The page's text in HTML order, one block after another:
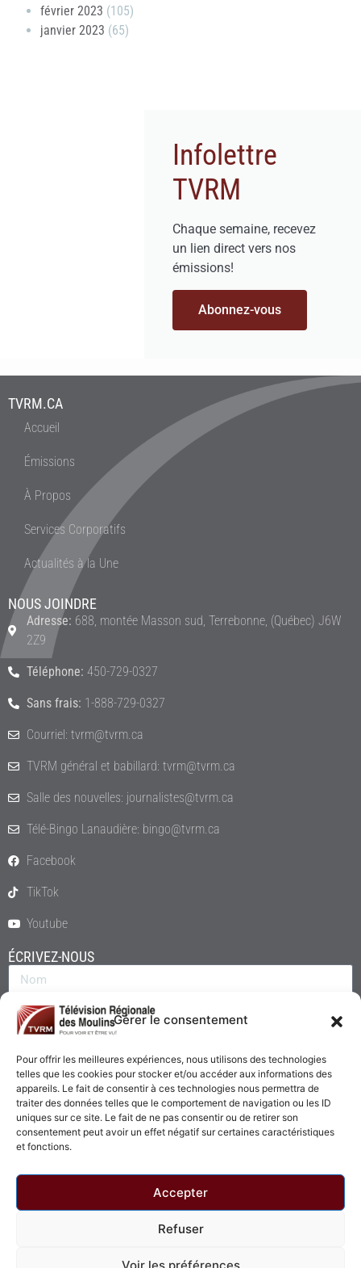
Gérer le consentement
Pour offrir les meilleures expériences, nous utilisons des technologies
telles que les cookies pour stocker et/ou accéder aux informations des
appareils. Le fait de consentir à ces technologies nous permettra de
traiter des données telles que le comportement de navigation ou les ID
uniques sur ce site. Le fait de ne pas consentir ou de retirer son
consentement peut avoir un effet négatif sur certaines caractéristiques
et fonctions.
Accepter
Refuser
Voir les préférences
février 2023 (105)
janvier 2023 (65)
Infolettre
TVRM
Chaque semaine, recevez
un lien direct vers nos
émissions!
Abonnez-vous
TVRM.CA
Accueil
Émissions
À Propos
Services Corporatifs
Actualités à la Une
NOUS JOINDRE
Adresse: 688, montée Masson sud, Terrebonne, (Québec) J6W
2Z9
Téléphone: 450-729-0327
Sans frais: 1-888-729-0327
Courriel: tvrm@tvrm.ca
TVRM général et babillard: tvrm@tvrm.ca
Salle des nouvelles: journalistes@tvrm.ca
Télé-Bingo Lanaudière: bingo@tvrm.ca
Facebook
TikTok
Youtube
ÉCRIVEZ-NOUS
© 2026 - Télévision Régionale des Moulins. Tous droits réservés.